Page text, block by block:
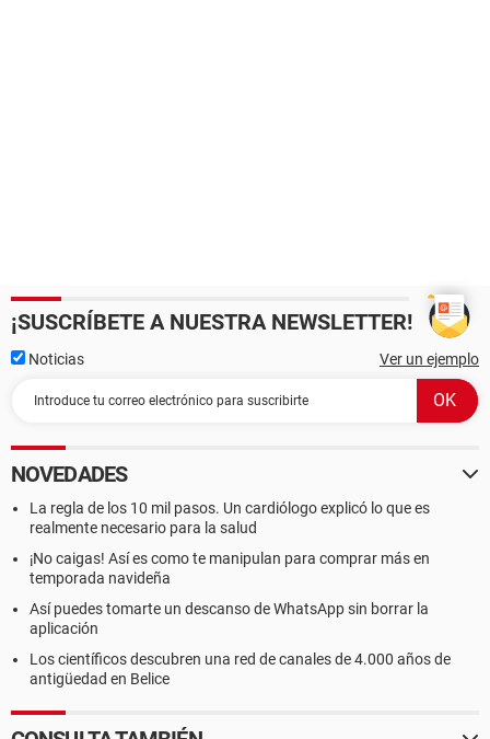
¡SUSCRÍBETE A NUESTRA NEWSLETTER!
Noticias Ver un ejemplo
NOVEDADES
La regla de los 10 mil pasos. Un cardiólogo explicó lo que es
realmente necesario para la salud
¡No caigas! Así es como te manipulan para comprar más en
temporada navideña
Así puedes tomarte un descanso de WhatsApp sin borrar la
aplicación
Los científicos descubren una red de canales de 4.000 años de
antigüedad en Belice